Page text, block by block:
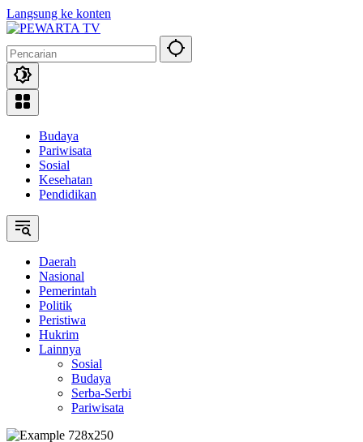
Langsung ke konten
Budaya
Pariwisata
Sosial
Kesehatan
Pendidikan
Daerah
Nasional
Pemerintah
Politik
Peristiwa
Hukrim
Lainnya
Sosial
Budaya
Serba-Serbi
Pariwisata